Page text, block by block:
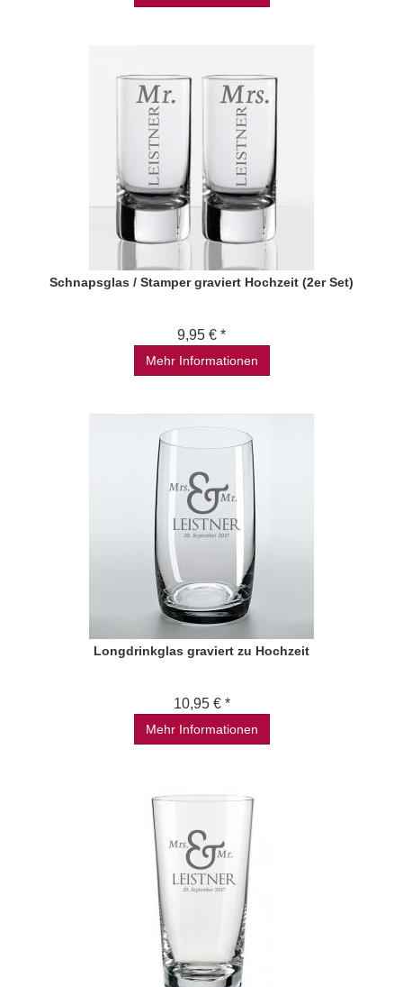
Schnapsglas / Stamper graviert Hochzeit (2er Set)
9,95 € *
Mehr Informationen
Longdrinkglas graviert zu Hochzeit
10,95 € *
Mehr Informationen